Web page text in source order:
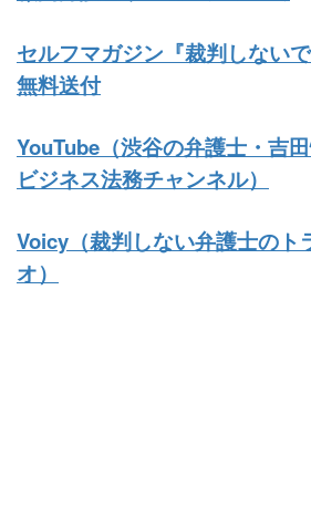
セルフマガジン『裁判しない
無料送付
YouTube（渋谷の弁護士・吉
ビジネス法務チャンネル）
Voicy（裁判しない弁護士のト
オ）